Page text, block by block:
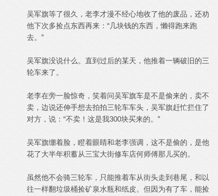
吴军旗等了很久，老李才漫不经心地收了他的废品，还劝
他下次多捡点东西再来：“几块钱的东西，懒得跑来跑
去。”
吴军旗没说什么。直到过后的某天，他推着一辆破旧的三
轮车来了。
老李在旁一脸惊奇，笑着问吴军旗车是不是偷来的，卖不
卖，边说还伸手想去拍拍三轮车车头，吴军旗赶忙拦住了
对方，说：“不卖！这是我300块买来的。”
吴军旗绷着脸，瞪着眼睛和老李强调，这不是偷的，是他
花了大半年积蓄从三宝大街修车店何师傅那儿买的。
虽然他不会骑三轮车，只能推着车从街头走到巷尾，和以
往一样翻垃圾桶捡矿泉水瓶和纸皮。但因为有了车，能捡